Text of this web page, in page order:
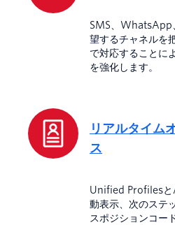
SMS、WhatsApp
望するチャネルを
で対応することに
を強化します。
リアルタイム
ス
Unified Profilesと
動表示、次のステ
スポジションコー